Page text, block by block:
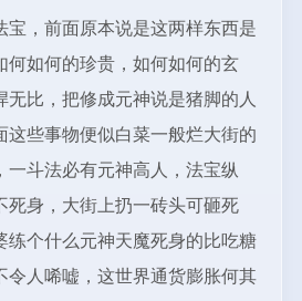
，前面原本说是这两样东西是
何如何的珍贵，如何如何的玄
无比，把修成元神说是猪脚的人
些事物便似白菜一般烂大街的
一斗法必有元神高人，法宝纵
死身，大街上扔一砖头可砸死
练个什么元神天魔死身的比吃糖
人唏嘘，这世界通货膨胀何其